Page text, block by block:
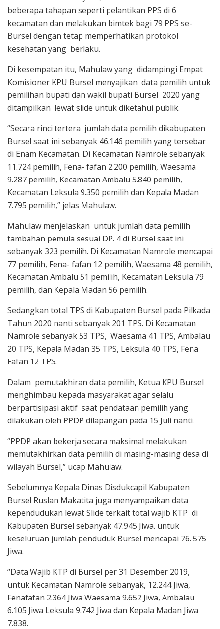
beberapa tahapan seperti pelantikan PPS di 6
kecamatan dan melakukan bimtek bagi 79 PPS se-
Bursel dengan tetap memperhatikan protokol
kesehatan yang berlaku.
Di kesempatan itu, Mahulaw yang didampingi Empat
Komisioner KPU Bursel menyajikan data pemilih untuk
pemilihan bupati dan wakil bupati Bursel 2020 yang
ditampilkan lewat slide untuk diketahui publik.
“Secara rinci tertera jumlah data pemilih dikabupaten
Bursel saat ini sebanyak 46.146 pemilih yang tersebar
di Enam Kecamatan. Di Kecamatan Namrole sebanyak
11.724 pemilih, Fena- fafan 2.200 pemilih, Waesama
9.287 pemilih, Kecamatan Ambalu 5.840 pemilih,
Kecamatan Leksula 9.350 pemilih dan Kepala Madan
7.795 pemilih,” jelas Mahulaw.
Mahulaw menjelaskan untuk jumlah data pemilih
tambahan pemula sesuai DP. 4 di Bursel saat ini
sebanyak 323 pemilih. Di Kecamatan Namrole mencapai
77 pemilih, Fena- fafan 12 pemilih, Waesama 48 pemilih,
Kecamatan Ambalu 51 pemilih, Kecamatan Leksula 79
pemilih, dan Kepala Madan 56 pemilih.
Sedangkan total TPS di Kabupaten Bursel pada Pilkada
Tahun 2020 nanti sebanyak 201 TPS. Di Kecamatan
Namrole sebanyak 53 TPS, Waesama 41 TPS, Ambalau
20 TPS, Kepala Madan 35 TPS, Leksula 40 TPS, Fena
Fafan 12 TPS.
Dalam pemutakhiran data pemilih, Ketua KPU Bursel
menghimbau kepada masyarakat agar selalu
berpartisipasi aktif saat pendataan pemilih yang
dilakukan oleh PPDP dilapangan pada 15 Juli nanti.
“PPDP akan bekerja secara maksimal melakukan
memutakhirkan data pemilih di masing-masing desa di
wilayah Bursel,” ucap Mahulaw.
Sebelumnya Kepala Dinas Disdukcapil Kabupaten
Bursel Ruslan Makatita juga menyampaikan data
kependudukan lewat Slide terkait total wajib KTP di
Kabupaten Bursel sebanyak 47.945 Jiwa. untuk
keseluruan jumlah penduduk Bursel mencapai 76. 575
Jiwa.
“Data Wajib KTP di Bursel per 31 Desember 2019,
untuk Kecamatan Namrole sebanyak, 12.244 Jiwa,
Fenafafan 2.364 Jiwa Waesama 9.652 Jiwa, Ambalau
6.105 Jiwa Leksula 9.742 Jiwa dan Kepala Madan Jiwa
7.838.